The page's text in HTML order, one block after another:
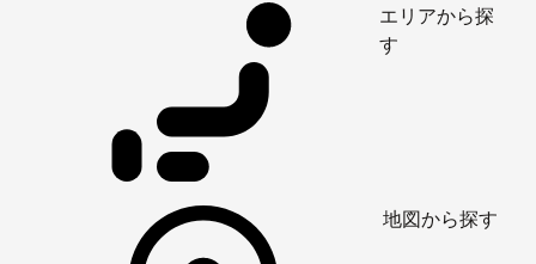
エリアから探
す
地図から探す